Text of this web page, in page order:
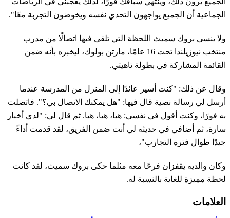
الجماعية أن الجميع يواجهون التحدي نفسه ويخوضون التجربة معًا".
ولا ينسى بروك سميث اللحظة التي تلقى فيها اتصالًا من مدرب
منتخب نيوزيلندا تحت 16 عامًا، مارتن بولوك، ليخبره بأنه ضمن
القائمة المشاركة في بطولة تاهيتي.
وقال عن ذلك: "كنت أسير عائدًا إلى المنزل من المدرسة عندما
أرسل لي رسالة نصية قال فيها: "هل يمكنك الاتصال بي؟". فاتصلت
به فورًا، وكنت أقول في نفسي: هيا، هيا، هيا. ثم قال لي: "لدي أخبار
سارة، ثم أضافي في حديثه لي أنت ضمن الفريق، لقد قدمت أداءً
جيدًا طوال فترة التجارب"،
وكان والديه يقفزان فرحًا معه مثلما حكى بروك سميث، لقد كانت
لحظة مميزة للغاية بالنسبة له.
العلامات